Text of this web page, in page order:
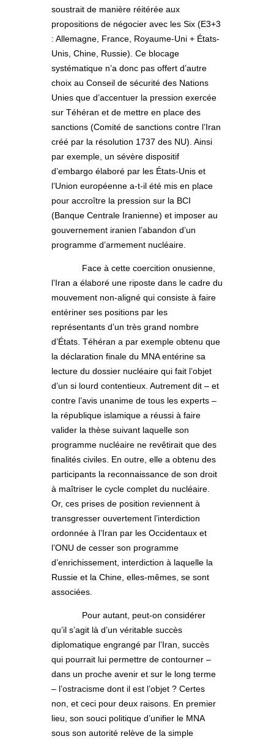
soustrait de manière réitérée aux
propositions de négocier avec les Six (E3+3
: Allemagne, France, Royaume-Uni + États-
Unis, Chine, Russie). Ce blocage
systématique n’a donc pas offert d’autre
choix au Conseil de sécurité des Nations
Unies que d’accentuer la pression exercée
sur Téhéran et de mettre en place des
sanctions (Comité de sanctions contre l’Iran
créé par la résolution 1737 des NU). Ainsi
par exemple, un sévère dispositif
d’embargo élaboré par les États-Unis et
l’Union européenne a-t-il été mis en place
pour accroître la pression sur la BCI
(Banque Centrale Iranienne) et imposer au
gouvernement iranien l’abandon d’un
programme d’armement nucléaire.
Face à cette coercition onusienne,
l’Iran a élaboré une riposte dans le cadre du
mouvement non-aligné qui consiste à faire
entériner ses positions par les
représentants d’un très grand nombre
d’États. Téhéran a par exemple obtenu que
la déclaration finale du MNA entérine sa
lecture du dossier nucléaire qui fait l’objet
d’un si lourd contentieux. Autrement dit – et
contre l’avis unanime de tous les experts –
la république islamique a réussi à faire
valider la thèse suivant laquelle son
programme nucléaire ne revêtirait que des
finalités civiles. En outre, elle a obtenu des
participants la reconnaissance de son droit
à maîtriser le cycle complet du nucléaire.
Or, ces prises de position reviennent à
transgresser ouvertement l’interdiction
ordonnée à l’Iran par les Occidentaux et
l’ONU de cesser son programme
d’enrichissement, interdiction à laquelle la
Russie et la Chine, elles-mêmes, se sont
associées.
Pour autant, peut-on considérer
qu’il s’agit là d’un véritable succès
diplomatique engrangé par l’Iran, succès
qui pourrait lui permettre de contourner –
dans un proche avenir et sur le long terme
– l’ostracisme dont il est l’objet ? Certes
non, et ceci pour deux raisons. En premier
lieu, son souci politique d’unifier le MNA
sous son autorité relève de la simple